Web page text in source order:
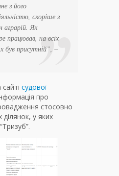
з його
скоріше з
аграрій. Як
працював, на всіх
був присутній”, –
судової
про
стосовно
у яких